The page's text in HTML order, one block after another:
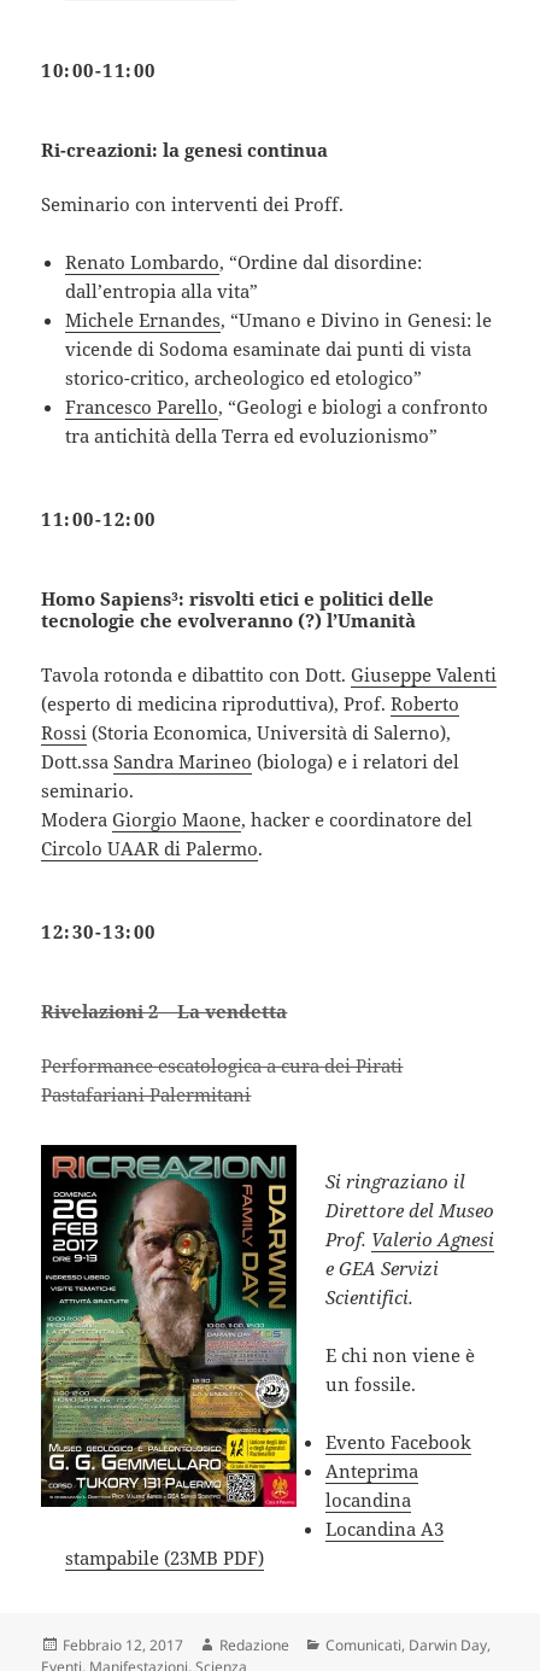
10:00-11:00
Ri-creazioni: la genesi continua
Seminario con interventi dei Proff.
Renato Lombardo, “Ordine dal disordine:
dall’entropia alla vita”
Michele Ernandes, “Umano e Divino in Genesi: le
vicende di Sodoma esaminate dai punti di vista
storico-critico, archeologico ed etologico”
Francesco Parello, “Geologi e biologi a confronto
tra antichità della Terra ed evoluzionismo”
11:00-12:00
Homo Sapiens³: risvolti etici e politici delle
tecnologie che evolveranno (?) l’Umanità
Tavola rotonda e dibattito con Dott.Giuseppe Valenti
(esperto di medicina riproduttiva), Prof.Roberto
Rossi (Storia Economica, Università di Salerno),
Dott.ssaSandra Marineo (biologa) e i relatori del
seminario.
ModeraGiorgio Maone, hacker e coordinatore del
Circolo UAAR di Palermo.
12:30-13:00
Rivelazioni 2 – La vendetta
Performance escatologica a cura dei Pirati
Pastafariani Palermitani
Si ringraziano il
Direttore del Museo
Prof. Valerio Agnesi
e GEA Servizi
Scientifici.
E chi non viene è
un fossile.
Evento Facebook
Anteprima
locandina
Locandina A3
stampabile (23MB PDF)
Scritto
il
Febbraio 12, 2017 Autore
Redazione Categorie
Comunicati, Darwin Day,
Eventi, Manifestazioni,Scienza